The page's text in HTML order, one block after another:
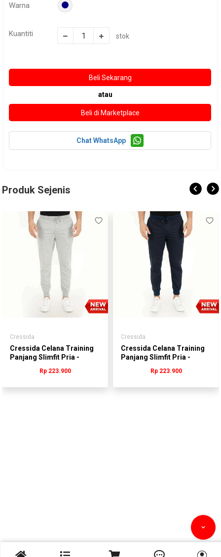
Warna
Kuantiti stok
atau
Chat WhatsApp
Produk Sejenis
Cressida
Cressida Celana Training
Panjang Slimfit Pria -
Rp 223.900
Cressida
Cressida Celana Training
Panjang Slimfit Pria -
Rp 223.900